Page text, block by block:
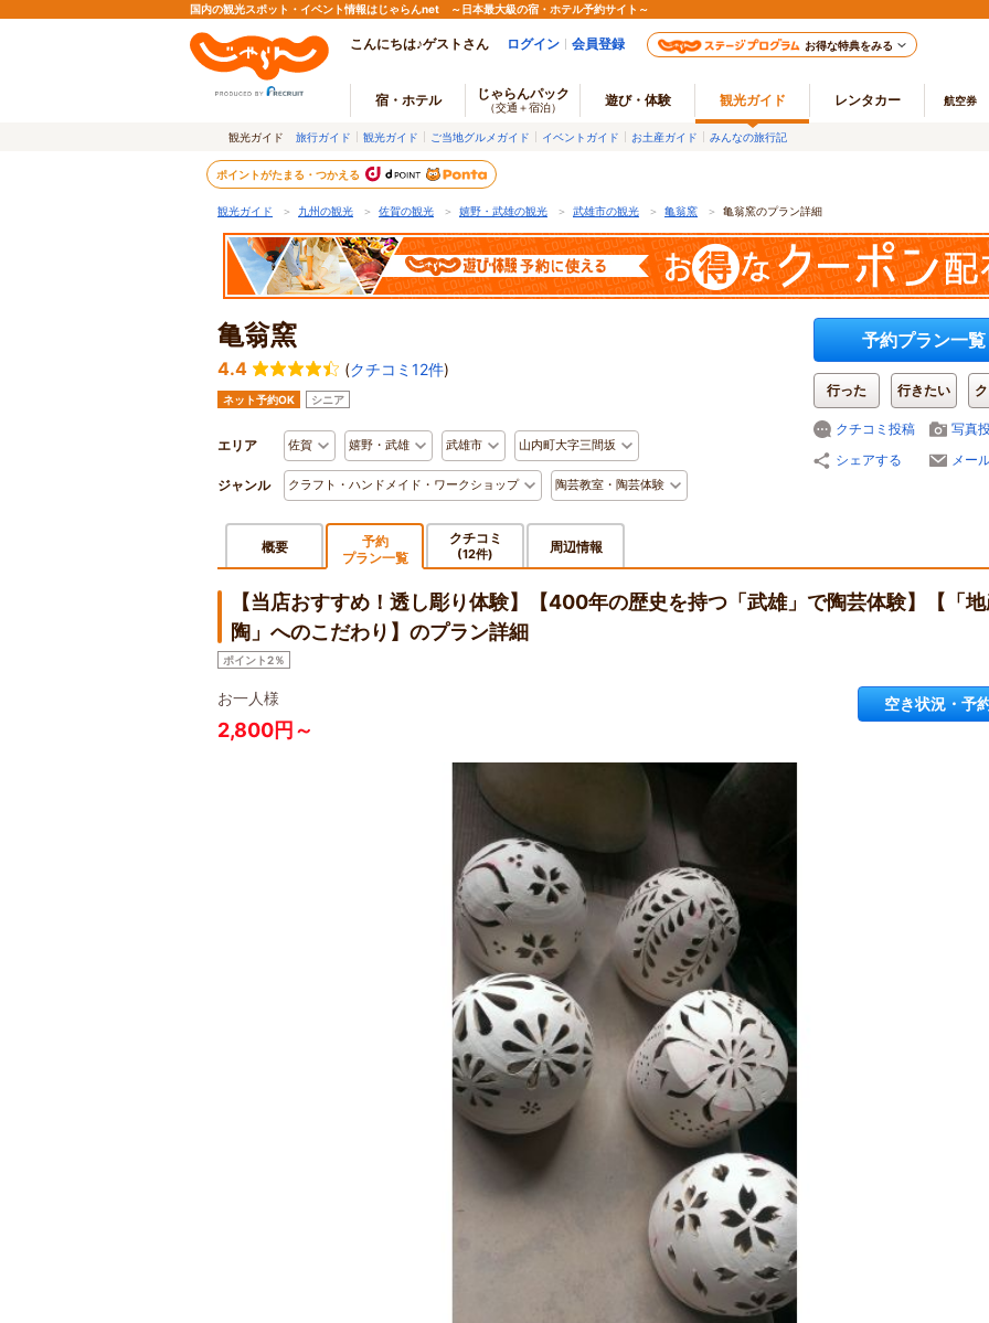
国内の観光スポット・イベント情報はじゃらんnet ～日本最大級の宿・ホテル予約サイト～
こんにちは♪ゲストさん ログイン 会員登録 お得な特典をみる
宿・ホテル じゃらんパック
（交通＋宿泊） 遊び・体験 観光ガイド レンタカー 航空券
観光ガイド 旅行ガイド 観光ガイド ご当地グルメガイド イベントガイド お土産ガイド みんなの旅行記
ポイントがたまる・つかえる
観光ガイド ＞ 九州の観光 ＞ 佐賀の観光 ＞ 嬉野・武雄の観光 ＞ 武雄市の観光 ＞ 亀翁窯 ＞ 亀翁窯のプラン詳細
亀翁窯
4.4 (クチコミ12件)
ネット予約OK シニア
エリア 佐賀 嬉野・武雄 武雄市 山内町大字三間坂
ジャンル クラフト・ハンドメイド・ワークショップ 陶芸教室・陶芸体験
予約プラン一覧
行った 行きたい
クチコミ投稿
写真
シェアする
メー
概要
予約
プラン一覧
クチコミ
(12件) 周辺情報
【当店おすすめ！透し彫り体験】【400年の歴史を持つ「武雄」で陶芸体験】【「
陶」へのこだわり】のプラン詳細
ポイント2％
お一人様
2,800円～
空き状況・予